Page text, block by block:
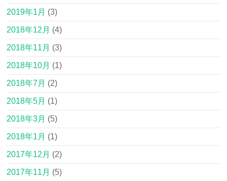
2019年1月 (3)
2018年12月 (4)
2018年11月 (3)
2018年10月 (1)
2018年7月 (2)
2018年5月 (1)
2018年3月 (5)
2018年1月 (1)
2017年12月 (2)
2017年11月 (5)